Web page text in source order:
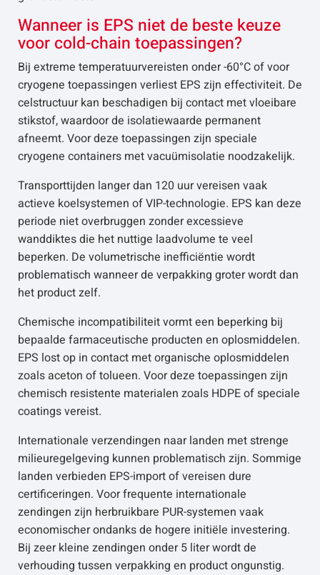
Wanneer is EPS niet de beste keuze
voor cold-chain toepassingen?
Bij extreme temperatuurvereisten onder -60°C of voor
cryogene toepassingen verliest EPS zijn effectiviteit. De
celstructuur kan beschadigen bij contact met vloeibare
stikstof, waardoor de isolatiewaarde permanent
afneemt. Voor deze toepassingen zijn speciale
cryogene containers met vacuümisolatie noodzakelijk.
Transporttijden langer dan 120 uur vereisen vaak
actieve koelsystemen of VIP-technologie. EPS kan deze
periode niet overbruggen zonder excessieve
wanddiktes die het nuttige laadvolume te veel
beperken. De volumetrische inefficiëntie wordt
problematisch wanneer de verpakking groter wordt dan
het product zelf.
Chemische incompatibiliteit vormt een beperking bij
bepaalde farmaceutische producten en oplosmiddelen.
EPS lost op in contact met organische oplosmiddelen
zoals aceton of tolueen. Voor deze toepassingen zijn
chemisch resistente materialen zoals HDPE of speciale
coatings vereist.
Internationale verzendingen naar landen met strenge
milieuregelgeving kunnen problematisch zijn. Sommige
landen verbieden EPS-import of vereisen dure
certificeringen. Voor frequente internationale
zendingen zijn herbruikbare PUR-systemen vaak
economischer ondanks de hogere initiële investering.
Bij zeer kleine zendingen onder 5 liter wordt de
verhouding tussen verpakking en product ongunstig.